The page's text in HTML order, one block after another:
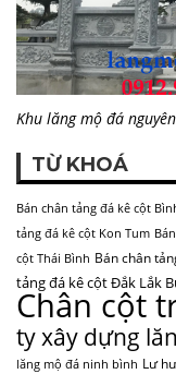
Khu lăng mộ đá
TỪ KHOÁ
Bán chân tảng đá kê cột
tảng đá kê cột Kon Tum
cột Thái Bình Bán chân
tảng đá kê cột Đắk Lắk
Chân cột
ty xây dựng
lăng mộ đá ninh bình Lư